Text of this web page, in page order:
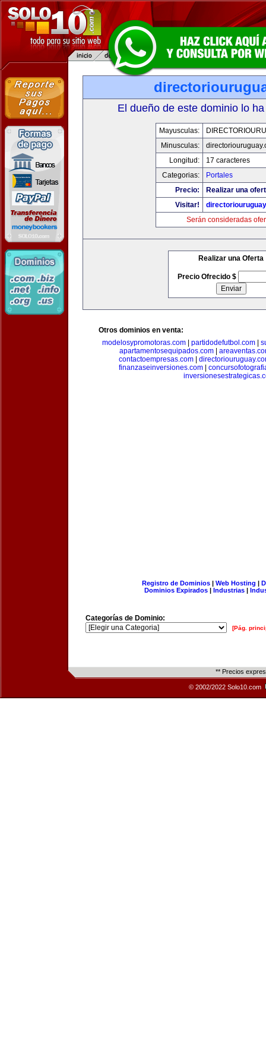
El dueño de este dominio lo
Mayusculas:
Minusculas:
Longitud:
17 caracteres
Categorias:
Portales
Precio:
Realizar una
Visitar!
Serán consideradas
Realizar una Oferta
Precio Ofrecido $
Otros dominios en venta:
modelosypromotoras.com| partidodefutbol.com|
apartamentosequipados.com|
contactoempresas.com
finanzaseinversiones.com
Registro de Dominios| Web Hosting |
Dominios Expirados | Industrias |
Categorías de Dominio:
[Pág.
** Precios
© 2002/2022 Solo10.com